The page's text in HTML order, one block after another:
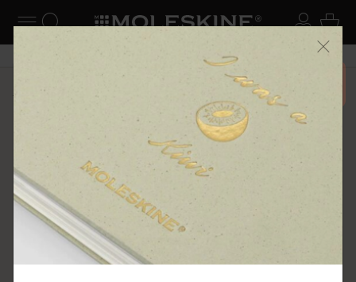
ナビゲーションの切替 ログ
検索 (キーワードなど) カ
6,500円以上のご購入で送料無料 メニ
ーを閉じる
ショップ The Original Notebook